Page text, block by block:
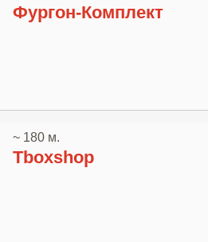
Фургон-Комплект
~ 180 м.
Tboxshop